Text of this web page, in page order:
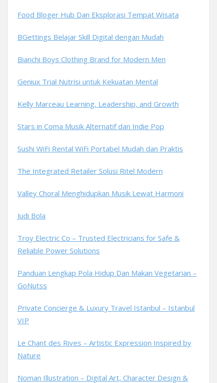
Food Bloger Hub Dan Eksplorasi Tempat Wisata
BGettings Belajar Skill Digital dengan Mudah
Bianchi Boys Clothing Brand for Modern Men
Geniux Trial Nutrisi untuk Kekuatan Mental
Kelly Marceau Learning, Leadership, and Growth
Stars in Coma Musik Alternatif dan Indie Pop
Sushi WiFi Rental WiFi Portabel Mudah dan Praktis
The Integrated Retailer Solusi Ritel Modern
Valley Choral Menghidupkan Musik Lewat Harmoni
Judi Bola
Troy Electric Co – Trusted Electricians for Safe &
Reliable Power Solutions
Panduan Lengkap Pola Hidup Dan Makan Vegetarian –
GoNutss
Private Concierge & Luxury Travel Istanbul – Istanbul
VIP
Le Chant des Rives – Artistic Expression Inspired by
Nature
Noman Illustration – Digital Art, Character Design &